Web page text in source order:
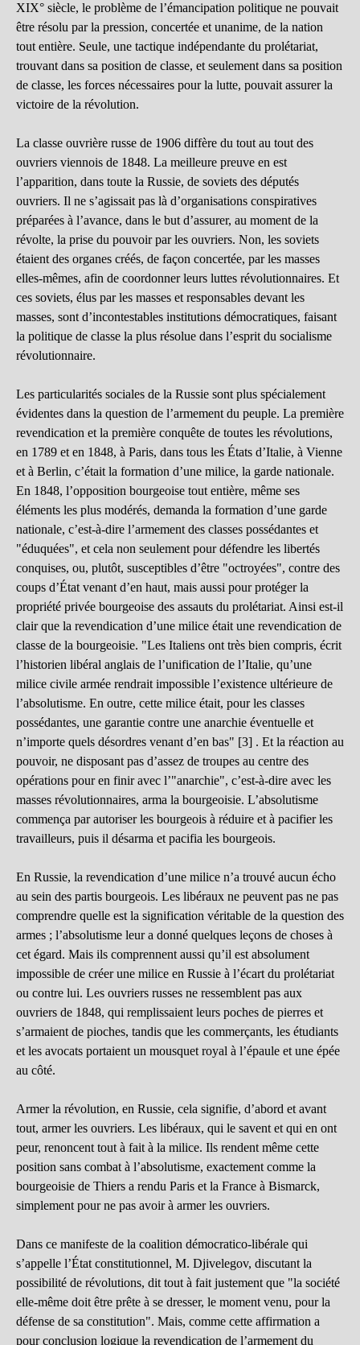
XIX° siècle, le problème de l’émancipation politique ne pouvait
être résolu par la pression, concertée et unanime, de la nation
tout entière. Seule, une tactique indépendante du prolétariat,
trouvant dans sa position de classe, et seulement dans sa position
de classe, les forces nécessaires pour la lutte, pouvait assurer la
victoire de la révolution.
La classe ouvrière russe de 1906 diffère du tout au tout des
ouvriers viennois de 1848. La meilleure preuve en est
l’apparition, dans toute la Russie, de soviets des députés
ouvriers. Il ne s’agissait pas là d’organisations conspiratives
préparées à l’avance, dans le but d’assurer, au moment de la
révolte, la prise du pouvoir par les ouvriers. Non, les soviets
étaient des organes créés, de façon concertée, par les masses
elles-mêmes, afin de coordonner leurs luttes révolutionnaires. Et
ces soviets, élus par les masses et responsables devant les
masses, sont d’incontestables institutions démocratiques, faisant
la politique de classe la plus résolue dans l’esprit du socialisme
révolutionnaire.
Les particularités sociales de la Russie sont plus spécialement
évidentes dans la question de l’armement du peuple. La première
revendication et la première conquête de toutes les révolutions,
en 1789 et en 1848, à Paris, dans tous les États d’Italie, à Vienne
et à Berlin, c’était la formation d’une milice, la garde nationale.
En 1848, l’opposition bourgeoise tout entière, même ses
éléments les plus modérés, demanda la formation d’une garde
nationale, c’est-à-dire l’armement des classes possédantes et
"éduquées", et cela non seulement pour défendre les libertés
conquises, ou, plutôt, susceptibles d’être "octroyées", contre des
coups d’État venant d’en haut, mais aussi pour protéger la
propriété privée bourgeoise des assauts du prolétariat. Ainsi est-il
clair que la revendication d’une milice était une revendication de
classe de la bourgeoisie. "Les Italiens ont très bien compris, écrit
l’historien libéral anglais de l’unification de l’Italie, qu’une
milice civile armée rendrait impossible l’existence ultérieure de
l’absolutisme. En outre, cette milice était, pour les classes
possédantes, une garantie contre une anarchie éventuelle et
n’importe quels désordres venant d’en bas" [3] . Et la réaction au
pouvoir, ne disposant pas d’assez de troupes au centre des
opérations pour en finir avec l’"anarchie", c’est-à-dire avec les
masses révolutionnaires, arma la bourgeoisie. L’absolutisme
commença par autoriser les bourgeois à réduire et à pacifier les
travailleurs, puis il désarma et pacifia les bourgeois.
En Russie, la revendication d’une milice n’a trouvé aucun écho
au sein des partis bourgeois. Les libéraux ne peuvent pas ne pas
comprendre quelle est la signification véritable de la question des
armes ; l’absolutisme leur a donné quelques leçons de choses à
cet égard. Mais ils comprennent aussi qu’il est absolument
impossible de créer une milice en Russie à l’écart du prolétariat
ou contre lui. Les ouvriers russes ne ressemblent pas aux
ouvriers de 1848, qui remplissaient leurs poches de pierres et
s’armaient de pioches, tandis que les commerçants, les étudiants
et les avocats portaient un mousquet royal à l’épaule et une épée
au côté.
Armer la révolution, en Russie, cela signifie, d’abord et avant
tout, armer les ouvriers. Les libéraux, qui le savent et qui en ont
peur, renoncent tout à fait à la milice. Ils rendent même cette
position sans combat à l’absolutisme, exactement comme la
bourgeoisie de Thiers a rendu Paris et la France à Bismarck,
simplement pour ne pas avoir à armer les ouvriers.
Dans ce manifeste de la coalition démocratico-libérale qui
s’appelle l’État constitutionnel, M. Djivelegov, discutant la
possibilité de révolutions, dit tout à fait justement que "la société
elle-même doit être prête à se dresser, le moment venu, pour la
défense de sa constitution". Mais, comme cette affirmation a
pour conclusion logique la revendication de l’armement du